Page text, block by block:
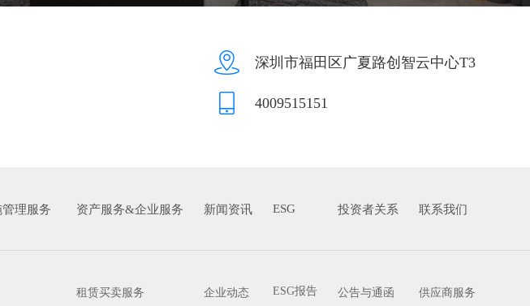
深圳市福田区广夏路创智云中心T3
4009515151
理服务 资产服务&企业服务
租赁买卖服务
新闻资讯
企业动态
ESG
ESG报告
投资者关系
公告与通函
联系我们
供应商服务